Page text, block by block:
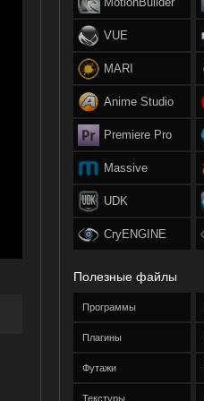
VUE
MARI
Anime Studio
Premiere Pro
Massive
UDK
CryENGINE
Полезные файлы
Программы
Плагины
Футажи
Текстуры